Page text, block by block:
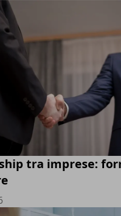
tra imprese: